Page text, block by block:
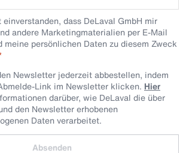
dass DeLaval GmbH mir
andere Marketingmaterialien per E-Mail
meine persönlichen Daten zu diesem Zweck
Newsletter jederzeit abbestellen, indem
Link im Newsletter klicken. Hier
darüber, wie DeLaval die über
den Newsletter erhobenen
Daten verarbeitet.
Absenden